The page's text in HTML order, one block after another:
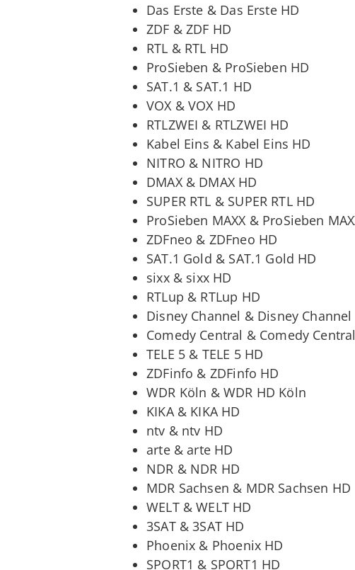
Das Erste & Das Erste HD
ZDF & ZDF HD
RTL & RTL HD
ProSieben & ProSieben HD
SAT.1 & SAT.1 HD
VOX & VOX HD
RTLZWEI & RTLZWEI HD
Kabel Eins & Kabel Eins HD
NITRO & NITRO HD
DMAX & DMAX HD
SUPER RTL & SUPER RTL HD
ProSieben MAXX & ProSieben
ZDFneo & ZDFneo HD
SAT.1 Gold & SAT.1 Gold HD
sixx & sixx HD
RTLup & RTLup HD
Disney Channel & Disney Channel
Comedy Central & Comedy
TELE 5 & TELE 5 HD
ZDFinfo & ZDFinfo HD
WDR Köln & WDR HD Köln
KIKA & KIKA HD
ntv & ntv HD
arte & arte HD
NDR & NDR HD
MDR Sachsen & MDR Sachsen HD
WELT & WELT HD
3SAT & 3SAT HD
Phoenix & Phoenix HD
SPORT1 & SPORT1 HD